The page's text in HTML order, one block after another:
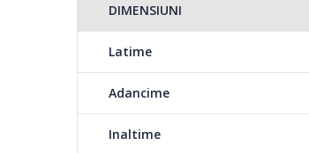
DIMENSIUNI
Latime
Adancime
Inaltime